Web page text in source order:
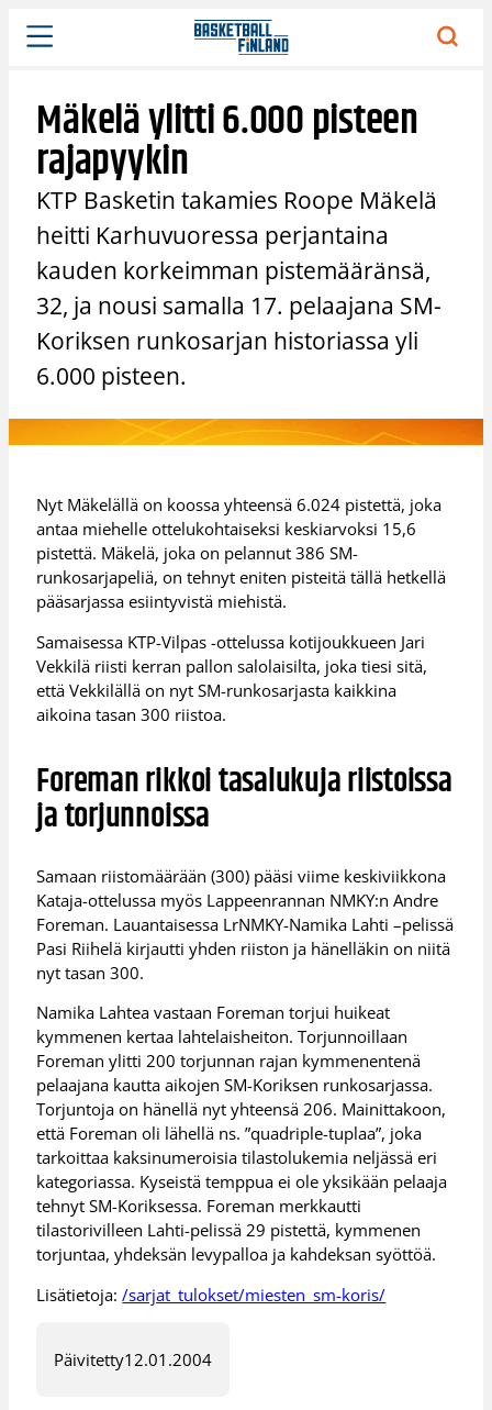
Siirry
sisältöön
Mäkelä ylitti 6.000 pisteen
rajapyykin
KTP Basketin takamies Roope Mäkelä
heitti Karhuvuoressa perjantaina
kauden korkeimman pistemääränsä,
32, ja nousi samalla 17. pelaajana SM-
Koriksen runkosarjan historiassa yli
6.000 pisteen.
Nyt Mäkelällä on koossa yhteensä 6.024 pistettä, joka
antaa miehelle ottelukohtaiseksi keskiarvoksi 15,6
pistettä. Mäkelä, joka on pelannut 386 SM-
runkosarjapeliä, on tehnyt eniten pisteitä tällä hetkellä
pääsarjassa esiintyvistä miehistä.
Samaisessa KTP-Vilpas -ottelussa kotijoukkueen Jari
Vekkilä riisti kerran pallon salolaisilta, joka tiesi sitä,
että Vekkilällä on nyt SM-runkosarjasta kaikkina
aikoina tasan 300 riistoa.
Foreman rikkoi tasalukuja riistoissa
ja torjunnoissa
Samaan riistomäärään (300) pääsi viime keskiviikkona
Kataja-ottelussa myös Lappeenrannan NMKY:n Andre
Foreman. Lauantaisessa LrNMKY-Namika Lahti –pelissä
Pasi Riihelä kirjautti yhden riiston ja hänelläkin on niitä
nyt tasan 300.
Namika Lahtea vastaan Foreman torjui huikeat
kymmenen kertaa lahtelaisheiton. Torjunnoillaan
Foreman ylitti 200 torjunnan rajan kymmenentenä
pelaajana kautta aikojen SM-Koriksen runkosarjassa.
Torjuntoja on hänellä nyt yhteensä 206. Mainittakoon,
että Foreman oli lähellä ns. ”quadriple-tuplaa”, joka
tarkoittaa kaksinumeroisia tilastolukemia neljässä eri
kategoriassa. Kyseistä temppua ei ole yksikään pelaaja
tehnyt SM-Koriksessa. Foreman merkkautti
tilastorivilleen Lahti-pelissä 29 pistettä, kymmenen
torjuntaa, yhdeksän levypalloa ja kahdeksan syöttöä.
Lisätietoja:/sarjat_tulokset/miesten_sm-koris/
Päivitetty12.01.2004